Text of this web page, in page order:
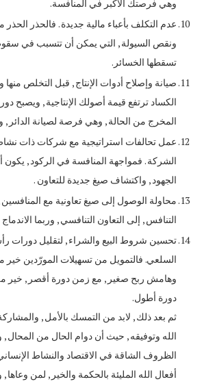
وهي فرصتك الأكبر في المنافسة.
عدم التكلف بأعباء مالية جديدة . فالحذر الحذر
ونقص السيولة , التي يمكن أن تتسبب في
تسقطها الخسائر.
صيانة وإصلاح أدوات الإنتاج , قبل التخلص
الكساد ترتفع قيمة أصولك الإنتاجية , ويصبح
المخرج من الحالة , وهي فرصة لصيانة الدائر ,
عمل تحالفات استراتيجية مع شركات ذات
الشركة . فمواجهة المنافسة في الركود , يكون
الجهود , واكتشاف صيغ جديدة للتعاون .
محاولة الوصول إلى صيغ تعاونية مع
التنافس , إلى التعاون التنافسي , وربما
تحسين شروط البيع والشراء , لتقليل دورات
السلعي. فالتمويل من تسهيلات المورّدين خير
وهامش ربح صغير , مع زمن دورة أقصر , خير
دورة أطول.
ثم بعد ذلك , لابد من التمسك بالأمل ,
الله وتوفيقه , حيث أن دوام الحال من المحال ,
الظروف الشاقة في الاقتصاد والنشاط
أفعال الله المليئة بالحكمة والخير , لمن وعاها